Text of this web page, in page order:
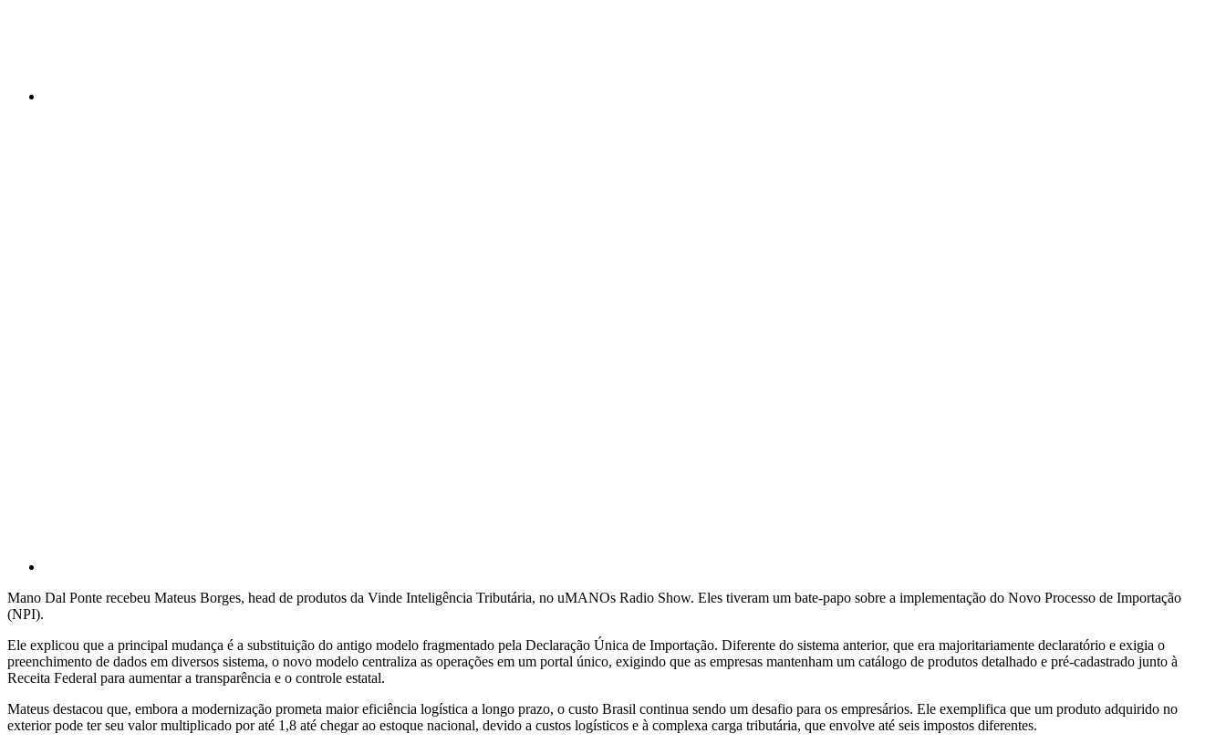
Mano Dal Ponte recebeu Mateus Borges, head de produtos da Vinde Inteligência Tributária, no uMANOs Radio Show. Eles tiveram um bate-papo sobre a implementação do Novo Processo de Importação
(NPI).
Ele explicou que a principal mudança é a substituição do antigo modelo fragmentado pela Declaração Única de Importação. Diferente do sistema anterior, que era majoritariamente declaratório e exigia o
preenchimento de dados em diversos sistema, o novo modelo centraliza as operações em um portal único, exigindo que as empresas mantenham um catálogo de produtos detalhado e pré-cadastrado junto à
Receita Federal para aumentar a transparência e o controle estatal.
Mateus destacou que, embora a modernização prometa maior eficiência logística a longo prazo, o custo Brasil continua sendo um desafio para os empresários. Ele exemplifica que um produto adquirido no
exterior pode ter seu valor multiplicado por até 1,8 até chegar ao estoque nacional, devido a custos logísticos e à complexa carga tributária, que envolve até seis impostos diferentes.